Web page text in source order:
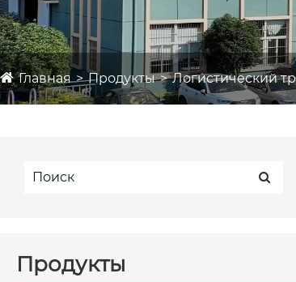
Главная Продукты Логистический
Продукты